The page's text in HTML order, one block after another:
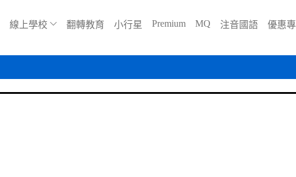
線上學校 翻轉教育 小行星 Premium MQ 注音國語 優惠